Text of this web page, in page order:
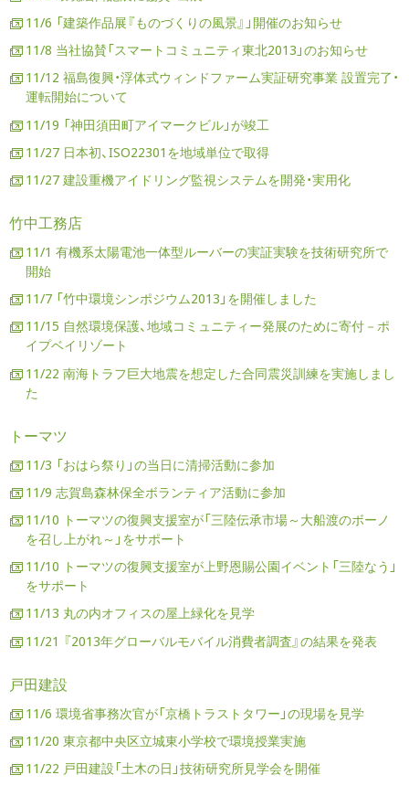
11/6 「建築作品展『ものづくりの風景』」開催のお知らせ
11/8 当社協賛「スマートコミュニティ東北2013」のお知らせ
11/12 福島復興・浮体式ウィンドファーム実証研究事業 設置完了・
運転開始について
11/19 「神田須田町アイマークビル」が竣工
11/27 日本初、ISO22301を地域単位で取得
11/27 建設重機アイドリング監視システムを開発・実用化
竹中工務店
11/1 有機系太陽電池一体型ルーバーの実証実験を技術研究所で
開始
11/7 「竹中環境シンポジウム2013」を開催しました
11/15 自然環境保護、地域コミュニティー発展のために寄付－ポ
イプベイリゾート
11/22 南海トラフ巨大地震を想定した合同震災訓練を実施しまし
た
トーマツ
11/3 「おはら祭り」の当日に清掃活動に参加
11/9 志賀島森林保全ボランティア活動に参加
11/10 トーマツの復興支援室が「三陸伝承市場～大船渡のボーノ
を召し上がれ～」をサポート
11/10 トーマツの復興支援室が上野恩賜公園イベント「三陸なう」
をサポート
11/13 丸の内オフィスの屋上緑化を見学
11/21 『2013年グローバルモバイル消費者調査』の結果を発表
戸田建設
11/6 環境省事務次官が「京橋トラストタワー」の現場を見学
11/20 東京都中央区立城東小学校で環境授業実施
11/22 戸田建設「土木の日」技術研究所見学会を開催